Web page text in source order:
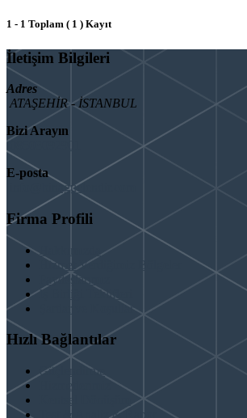
1 - 1 Toplam ( 1 ) Kayıt
İletişim Bilgileri
Adres
ATAŞEHİR - İSTANBUL
Bizi Arayın
E-posta
info@binaguclendir.com
Firma Profili
Hakkımızda
Hizmet Verdiğimiz Bölgeler
Paydaşlarımız
İş Birliği Teklifleri
Şartlar ve Koşullar
Hızlı Bağlantılar
Güçlendirme
Hizmetlerimiz
Test & Analiz & Rapor